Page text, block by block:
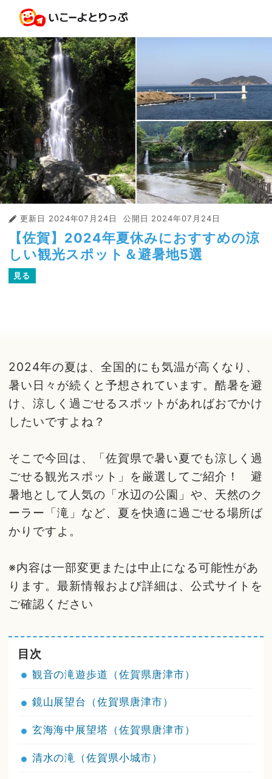
更新日 2024年07月24日 公開日 2024年07月24日
【佐賀】2024年夏休みにおすすめの涼
しい観光スポット＆避暑地5選
見る
2024年の夏は、全国的にも気温が高くなり、
暑い日々が続くと予想されています。酷暑を避
け、涼しく過ごせるスポットがあればおでかけ
したいですよね？
そこで今回は、「佐賀県で暑い夏でも涼しく過
ごせる観光スポット」を厳選してご紹介！ 避
暑地として人気の「水辺の公園」や、天然のク
ーラー「滝」など、夏を快適に過ごせる場所ば
かりですよ。
※内容は一部変更または中止になる可能性があ
ります。最新情報および詳細は、公式サイトを
ご確認ください
目次
観音の滝遊歩道（佐賀県唐津市）
鏡山展望台（佐賀県唐津市）
玄海海中展望塔（佐賀県唐津市）
清水の滝（佐賀県小城市）